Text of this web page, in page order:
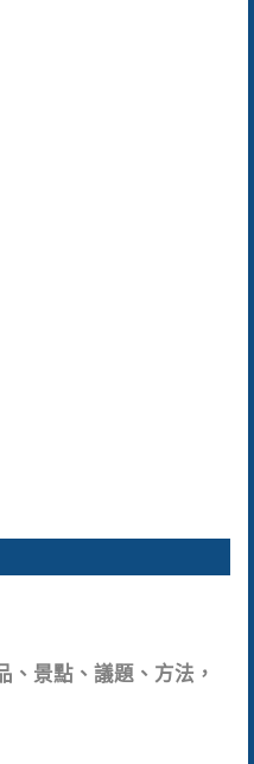
、景點、議題、方法，